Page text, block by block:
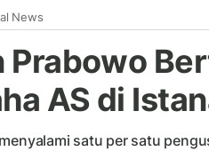
News
Prabowo
AS di
satu per satu